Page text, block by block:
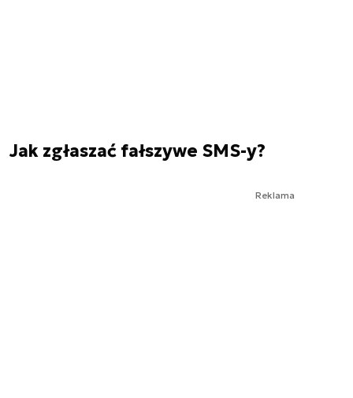
Jak zgłaszać fałszywe SMS-y?
Reklama